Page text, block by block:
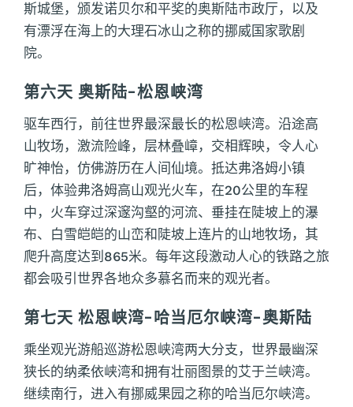
斯城堡，颁发诺贝尔和平奖的奥斯陆市政厅，以及
有漂浮在海上的大理石冰山之称的挪威国家歌剧
院。
第六天 奥斯陆-松恩峡湾
驱车西行，前往世界最深最长的松恩峡湾。沿途高
山牧场，激流险峰，层林叠嶂，交相辉映，令人心
旷神怡，仿佛游历在人间仙境。抵达弗洛姆小镇
后，体验弗洛姆高山观光火车，在20公里的车程
中，火车穿过深邃沟壑的河流、垂挂在陡坡上的瀑
布、白雪皑皑的山峦和陡坡上连片的山地牧场，其
爬升高度达到865米。每年这段激动人心的铁路之旅
都会吸引世界各地众多慕名而来的观光者。
第七天 松恩峡湾-哈当厄尔峡湾-奥斯陆
乘坐观光游船巡游松恩峡湾两大分支，世界最幽深
狭长的纳柔依峡湾和拥有壮丽图景的艾于兰峡湾。
继续南行，进入有挪威果园之称的哈当厄尔峡湾。